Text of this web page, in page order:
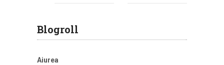
Blogroll
Aiurea